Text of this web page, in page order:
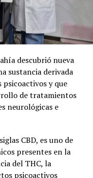
descubrió nueva
sustancia derivada
y que
de tratamientos
neurológicas e
CBD, es uno de
presentes en la
del THC, la
psicoactivos